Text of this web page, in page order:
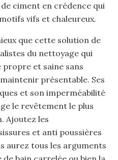
ciment en crédence qui
vifs et chaleureux.
que cette solution de
du nettoyage qui
et saine sans
présentable. Ses
et son imperméabilité
le revêtement le plus
Ajoutez les
et anti poussières
aurez tous les arguments